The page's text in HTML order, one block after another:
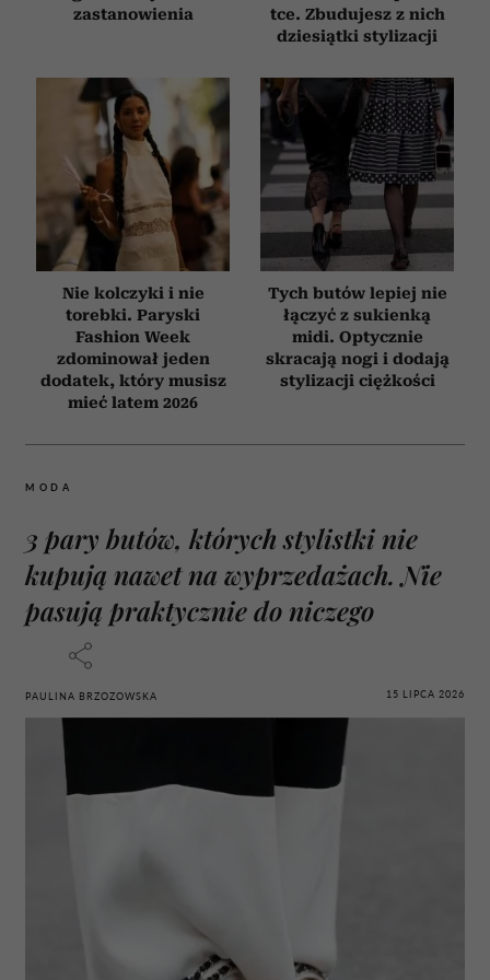
korzystania z ich usług.
zastanowienia
tce. Zbudujesz z nich
dziesiątki stylizacji
Nie kolczyki i nie
torebki. Paryski
Fashion Week
zdominował jeden
dodatek, który musisz
mieć latem 2026
Tych butów lepiej nie
łączyć z sukienką
midi. Optycznie
skracają nogi i dodają
stylizacji ciężkości
MODA
3 pary butów, których stylistki nie
kupują nawet na wyprzedażach. Nie
pasują praktycznie do niczego
PAULINA BRZOZOWSKA 15 LIPCA 2026